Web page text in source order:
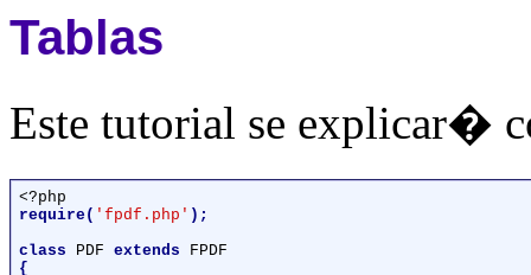
Tablas
Este tutorial se explicar�
require( 'fpdf.php' );
class
PDF extends